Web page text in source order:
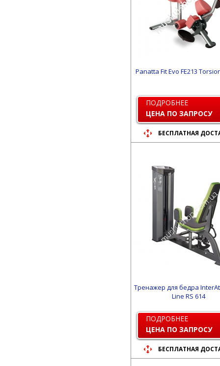
Panatta Fit Evo FE213
ПОДРОБНЕЕ
ЦЕНА ПО ЗАПРОСУ
БЕСПЛАТНАЯ
Тренажер для бедра
Line RS 614
ПОДРОБНЕЕ
ЦЕНА ПО ЗАПРОСУ
БЕСПЛАТНАЯ